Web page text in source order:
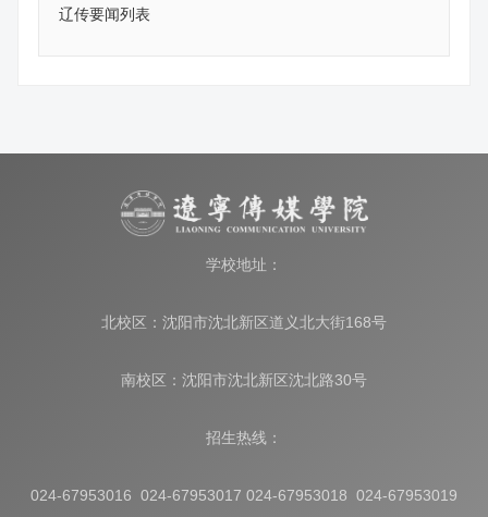
辽传要闻列表
学校地址：
北校区：沈阳市沈北新区道义北大街168号
南校区：沈阳市沈北新区沈北路30号
招生热线：
024-67953016 024-67953017 024-67953018 024-67953019